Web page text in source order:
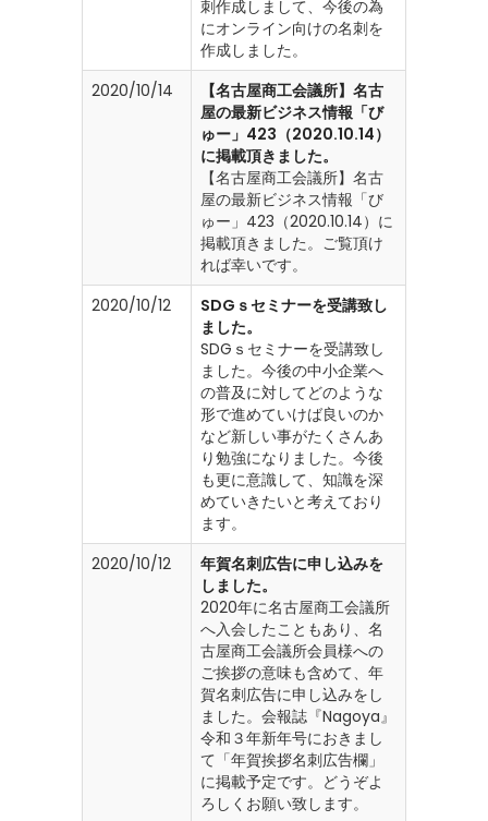
刺作成しまして、今後の為
にオンライン向けの名刺を
作成しました。
2020/10/14
【名古屋商工会議所】名古
屋の最新ビジネス情報「び
ゅー」423（2020.10.14）
に掲載頂きました。
【名古屋商工会議所】名古
屋の最新ビジネス情報「び
ゅー」423（2020.10.14）に
掲載頂きました。ご覧頂け
れば幸いです。
2020/10/12
SDGｓセミナーを受講致し
ました。
SDGｓセミナーを受講致し
ました。今後の中小企業へ
の普及に対してどのような
形で進めていけば良いのか
など新しい事がたくさんあ
り勉強になりました。今後
も更に意識して、知識を深
めていきたいと考えており
ます。
2020/10/12
年賀名刺広告に申し込みを
しました。
2020年に名古屋商工会議所
へ入会したこともあり、名
古屋商工会議所会員様への
ご挨拶の意味も含めて、年
賀名刺広告に申し込みをし
ました。会報誌『Nagoya』
令和３年新年号におきまし
て「年賀挨拶名刺広告欄」
に掲載予定です。どうぞよ
ろしくお願い致します。